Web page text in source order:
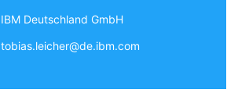
IBM Deutschland GmbH
tobias.leicher@de.ibm.com